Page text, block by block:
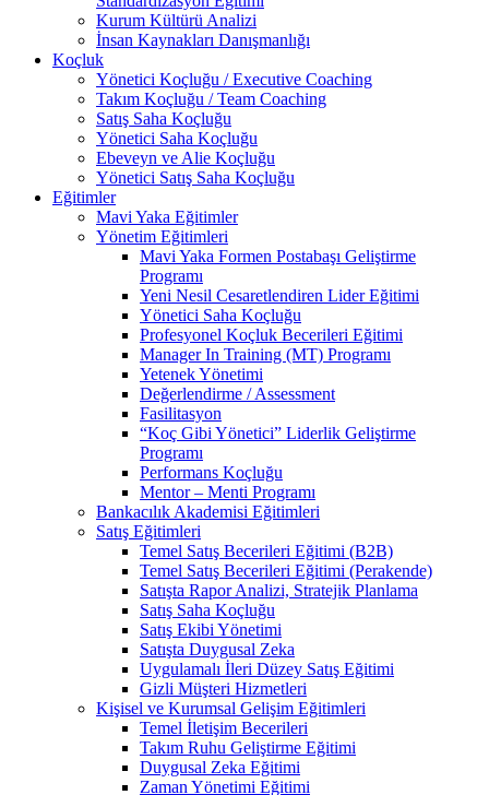
Kurum Kültürü Analizi
İnsan Kaynakları Danışmanlığı
Koçluk
Yönetici Koçluğu / Executive Coaching
Takım Koçluğu / Team Coaching
Satış Saha Koçluğu
Yönetici Saha Koçluğu
Ebeveyn ve Alie Koçluğu
Yönetici Satış Saha Koçluğu
Eğitimler
Mavi Yaka Eğitimler
Yönetim Eğitimleri
Mavi Yaka Formen Postabaşı Geliştirme
Programı
Yeni Nesil Cesaretlendiren Lider Eğitimi
Yönetici Saha Koçluğu
Profesyonel Koçluk Becerileri Eğitimi
Manager In Training (MT) Programı
Yetenek Yönetimi
Değerlendirme / Assessment
Fasilitasyon
“Koç Gibi Yönetici” Liderlik Geliştirme
Programı
Performans Koçluğu
Mentor – Menti Programı
Bankacılık Akademisi Eğitimleri
Satış Eğitimleri
Temel Satış Becerileri Eğitimi (B2B)
Temel Satış Becerileri Eğitimi (Perakende)
Satışta Rapor Analizi, Stratejik Planlama
Satış Saha Koçluğu
Satış Ekibi Yönetimi
Satışta Duygusal Zeka
Uygulamalı İleri Düzey Satış Eğitimi
Gizli Müşteri Hizmetleri
Kişisel ve Kurumsal Gelişim Eğitimleri
Temel İletişim Becerileri
Takım Ruhu Geliştirme Eğitimi
Duygusal Zeka Eğitimi
Zaman Yönetimi Eğitimi